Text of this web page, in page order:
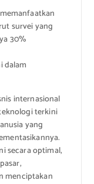
survei yang
30%
dalam
internasional
terkini
yang
secara optimal,
menciptakan